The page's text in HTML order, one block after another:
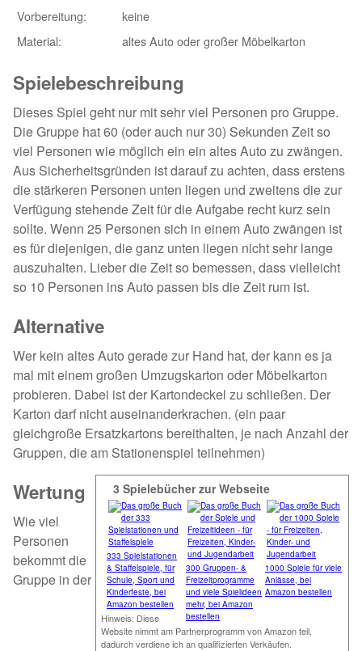
Wasserspiele
Motto-Kinderfest
Materialspiele
sonstige Spiele
Material & Spieleindex
Impressum & Kontakt
Tipps & Spielelinks
Spielebücher
© www.gruppenspiele-hits.de
Vorbereitung:
keine
Material:
altes Auto oder großer Möbelkarton
Spielebeschreibung
Dieses Spiel geht nur mit sehr viel Personen pro Gruppe.
Die Gruppe hat 60 (oder auch nur 30) Sekunden Zeit so
viel Personen wie möglich ein ein altes Auto zu zwängen.
Aus Sicherheitsgründen ist darauf zu achten, dass erstens
die stärkeren Personen unten liegen und zweitens die zur
Verfügung stehende Zeit für die Aufgabe recht kurz sein
sollte. Wenn 25 Personen sich in einem Auto zwängen ist
es für diejenigen, die ganz unten liegen nicht sehr lange
auszuhalten. Lieber die Zeit so bemessen, dass vielleicht
so 10 Personen ins Auto passen bis die Zeit rum ist.
Alternative
Wer kein altes Auto gerade zur Hand hat, der kann es ja
mal mit einem großen Umzugskarton oder Möbelkarton
probieren. Dabei ist der Kartondeckel zu schließen. Der
Karton darf nicht auseinanderkrachen. (ein paar
gleichgroße Ersatzkartons bereithalten, je nach Anzahl der
Gruppen, die am Stationenspiel teilnehmen)
3 Spielebücher zur Webseite
1000 Spiele für viele
Anlässe, bei
Amazon bestellen
300 Gruppen- &
Frei­zeit­pro­gramme
und viele Spielideen
mehr, bei Amazon
bestellen
333 Spielstationen
& Staffelspiele, für
Schule, Sport und
Kinderfeste, bei
Amazon bestellen
Hinweis: Diese
Website nimmt am Partnerprogramm von Amazon teil,
dadurch verdiene ich an qualifizierten Verkäufen.
Wertung
Wie viel
Personen
bekommt die
Gruppe in der